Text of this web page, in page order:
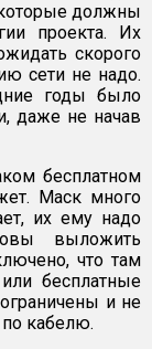
должны
проекта. Их
скорого
сети не надо.
годы было
даже не начав
бесплатном
Маск много
их ему надо
выложить
что там
бесплатные
и не
кабелю.